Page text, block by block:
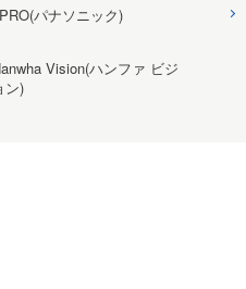
パナソニック)
Vision(ハンファ ビジ
ン)